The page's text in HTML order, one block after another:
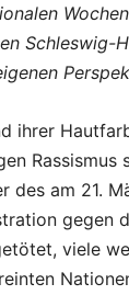
Schleswig-
ihrer
Rassismus
des am 21.
gegen
viele